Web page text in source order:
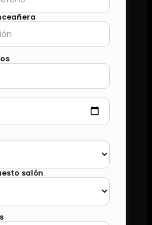
salón